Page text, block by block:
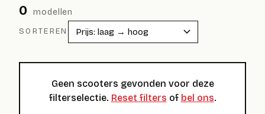
0 modellen
SORTEREN
Geen scooters gevonden voor deze
filterselectie. Reset filters of bel ons.